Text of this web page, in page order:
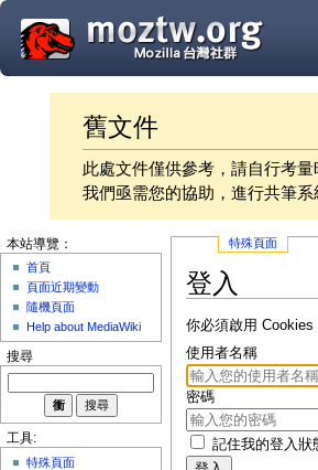
舊文件
此處文件僅供參考，請自行考
我們亟需您的協助，進行共筆
特殊頁面
登入
你必須啟用 Cookies
使用者名稱
密碼
記住我的登入狀
本站導覽：
首頁
頁面近期變動
隨機頁面
Help about MediaWiki
搜尋
工具:
特殊頁面